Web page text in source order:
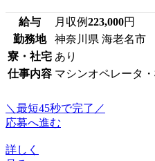
給与 月収例223,000円
勤務地
神奈川県 海老名市
寮・社宅 あり
仕事内容 マシンオペレータ
＼最短45秒で完了／
応募へ進む
詳しく